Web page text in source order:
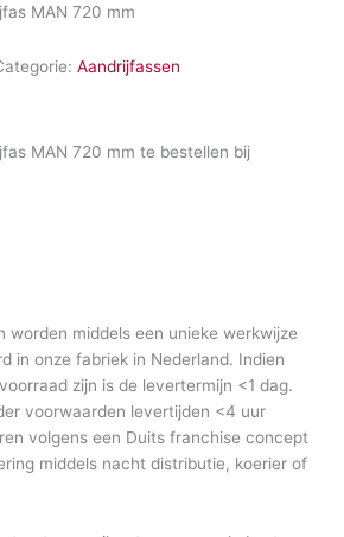
MAN 720 mm
Aandrijfassen
MAN 720 mm te bestellen bij
worden middels een unieke werkwijze
in onze fabriek in Nederland. Indien
zijn is de levertermijn <1 dag.
voorwaarden levertijden <4 uur
volgens een Duits franchise concept
middels nacht distributie, koerier of